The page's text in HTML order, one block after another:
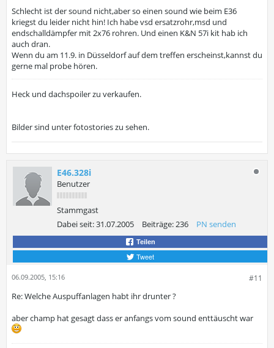
Schlecht ist der sound nicht,aber so einen sound wie beim E36
kriegst du leider nicht hin! Ich habe vsd ersatzrohr,msd und
endschalldämpfer mit 2x76 rohren. Und einen K&N 57i kit hab ich
auch dran.
Wenn du am 11.9. in Düsseldorf auf dem treffen erscheinst,kannst du
gerne mal probe hören.
Heck und dachspoiler zu verkaufen.
Bilder sind unter fotostories zu sehen.
E46.328i
Benutzer
Stammgast
Dabei seit:31.07.2005 Beiträge:236 PN senden
Teilen
Tweet
#11
06.09.2005, 15:16
Re: Welche Auspuffanlagen habt ihr drunter ?
aber champ hat gesagt dass er anfangs vom sound enttäuscht war